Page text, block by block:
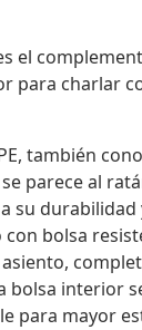
el
para charlar
también
parece al
su
bolsa
bolsa interior
para mayor